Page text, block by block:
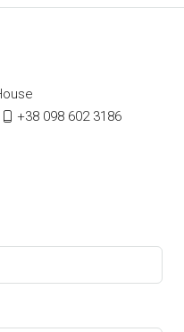
+38 098 602 3186